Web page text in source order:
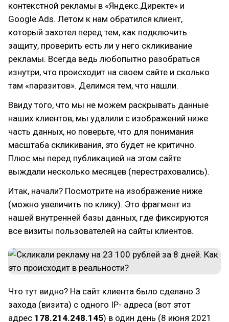
контекстной рекламы в «Яндекс.Директе» и
Google Ads. Летом к нам обратился клиент,
который захотел перед тем, как подключить
защиту, проверить есть ли у него скликивание
рекламы. Всегда ведь любопытно разобраться
изнутри, что происходит на своем сайте и сколько
там «паразитов». Делимся тем, что нашли.
Ввиду того, что мы не можем раскрывать данные
наших клиентов, мы удалили с изображений ниже
часть данных, но поверьте, что для понимания
масштаба скликивания, это будет не критично.
Плюс мы перед публикацией на этом сайте
выждали несколько месяцев (перестраховались).
Итак, начали? Посмотрите на изображение ниже
(можно увеличить по клику). Это фрагмент из
нашей внутренней базы данных, где фиксируются
все визиты пользователей на сайты клиентов.
Что тут видно? На сайт клиента было сделано 3
захода (визита) с одного IP- адреса (вот этот
адрес 178.214.248.145) в один день (8 июня 2021